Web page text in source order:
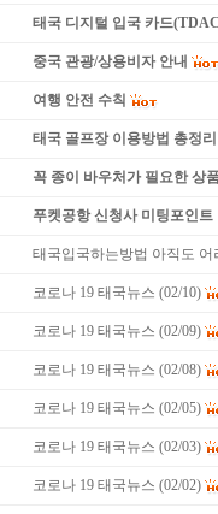
태국 디지털 입국 카드
중국 관광/상용비자 안내
여행 안전 수칙
태국 골프장 이용방법 총정리
꼭 종이 바우처가 필요한 상
푸켓공항 신청사 미팅포인트
태국입국하는방법 아직도 어
코로나 19 태국뉴스 (02/10)
코로나 19 태국뉴스 (02/09)
코로나 19 태국뉴스 (02/08)
코로나 19 태국뉴스 (02/05)
코로나 19 태국뉴스 (02/03)
코로나 19 태국뉴스 (02/02)